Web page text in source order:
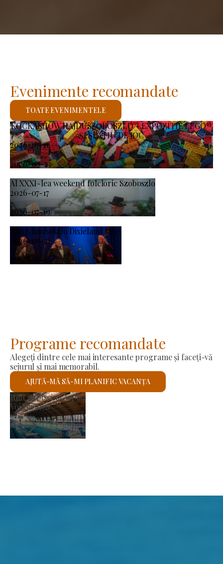
KOCKASHOW HAJDÚSZOBOSZLÓ – EXPOZIȚIE LEGO®
ȘI SPAȚIU DE JOC
2026-07-11
-
2026-08-23
Al XXXI-lea weekend folcloric Szoboszlo
2026-07-17
-
2026-07-19
XXXI. Szoboszló Dixieland Days
2026-08-21
-
2026-08-23
Evenimente recomandate
TOATE EVENIMENTELE
Programe recomandate
Alegeți dintre cele mai interesante programe și faceți-vă
sejurul și mai memorabil.
AJUTĂ-MĂ SĂ-MI PLANIFIC VACANȚA